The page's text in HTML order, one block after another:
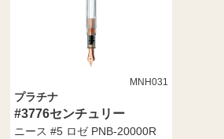
MNH031
プラチナ
#3776センチュリー
ニース #5 ロゼ PNB-20000R